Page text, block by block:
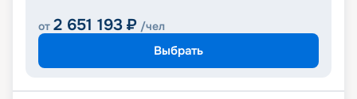
от 2 651 193 ₽ /чел
Выбрать